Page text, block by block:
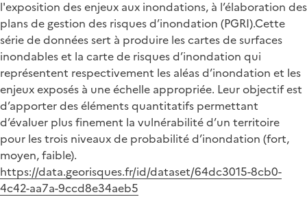
l'exposition des enjeux aux inondations, à l’élaboration des
plans de gestion des risques d’inondation (PGRI).Cette
série de données sert à produire les cartes de surfaces
inondables et la carte de risques d’inondation qui
représentent respectivement les aléas d’inondation et les
enjeux exposés à une échelle appropriée. Leur objectif est
d’apporter des éléments quantitatifs permettant
d’évaluer plus finement la vulnérabilité d’un territoire
pour les trois niveaux de probabilité d’inondation (fort,
moyen, faible).
https://data.georisques.fr/id/dataset/64dc3015-8cb0-
4c42-aa7a-9ccd8e34aeb5